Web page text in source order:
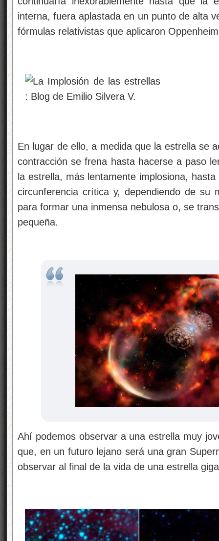
interna, fuera aplastada en un punto de alta
fórmulas relativistas que aplicaron
En lugar de ello, a medida que la estrella se
contracción se frena hasta hacerse a paso
la estrella, más lentamente implosiona,
circunferencia crítica y, dependiendo de su
para formar una inmensa nebulosa o, se
pequeña.
Ahí podemos observar a una estrella muy
que, en un futuro lejano será una gran
observar al final de la vida de una estrella